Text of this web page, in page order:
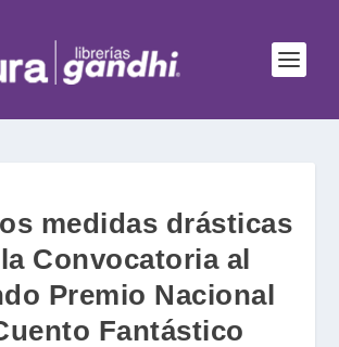
medidas drásticas
Convocatoria al
Premio Nacional
Fantástico